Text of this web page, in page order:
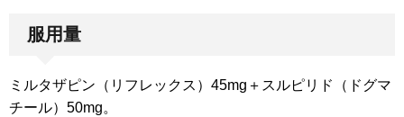
服用量
ミルタザピン（リフレックス）45mg＋スルピリド（ドグマ
チール）50mg。